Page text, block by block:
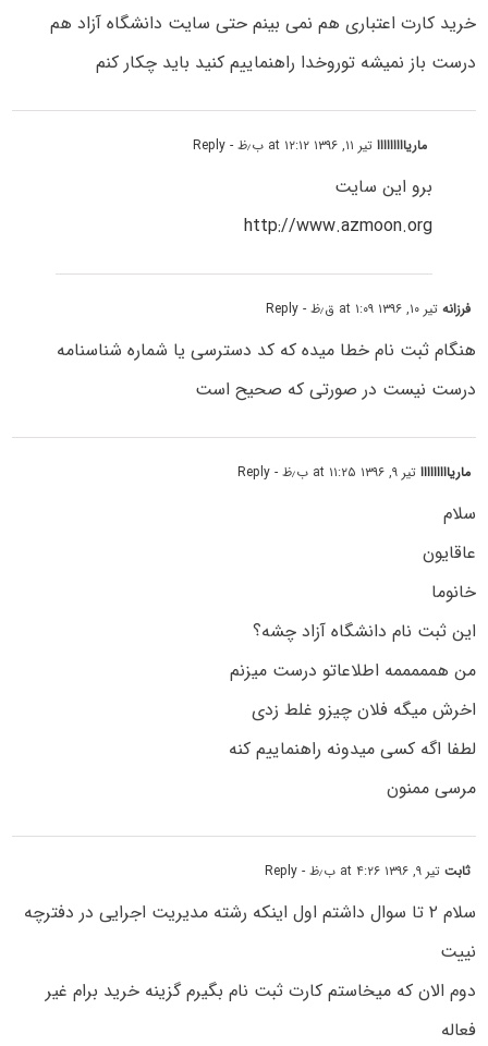
خرید کارت اعتباری هم نمی بینم حتی سایت دانشگاه آزاد هم
درست باز نمیشه توروخدا راهنماییم کنید باید چکار کنم
ماریاااااااااتیر ۱۱, ۱۳۹۶ at ۱۲:۱۲ ب٫ظ - Reply
برو این سایت
http://www.azmoon.org
فرزانهتیر ۱۰, ۱۳۹۶ at ۱:۰۹ ق٫ظ - Reply
هنگام ثبت نام خطا میده که کد دسترسی یا شماره شناسنامه
درست نیست در صورتی که صحیح است
ماریاااااااااتیر ۹, ۱۳۹۶ at ۱۱:۲۵ ب٫ظ - Reply
سلام
عاقایون
خانوما
این ثبت نام دانشگاه آزاد چشه؟
من همممممه اطلاعاتو درست میزنم
اخرش میگه فلان چیزو غلط زدی
لطفا اگه کسی میدونه راهنماییم کنه
مرسی ممنون
ثابتتیر ۹, ۱۳۹۶ at ۴:۲۶ ب٫ظ - Reply
سلام ۲ تا سوال داشتم اول اینکه رشته مدیریت اجرایی در دفترچه
نییت
دوم الان که میخاستم کارت ثبت نام بگیرم گزینه خرید برام غیر
فعاله